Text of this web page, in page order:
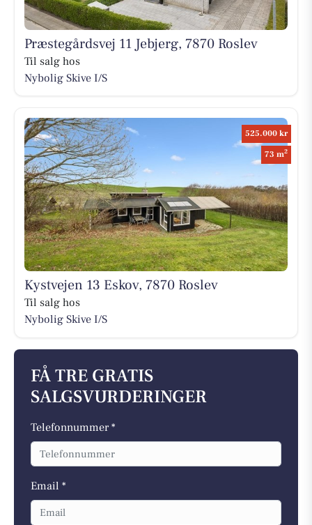
Præstegårdsvej 11 Jebjerg, 7870 Roslev
Til salg hos
Nybolig Skive I/S
525.000 kr
73 m2
Kystvejen 13 Eskov, 7870 Roslev
Til salg hos
Nybolig Skive I/S
FÅ TRE GRATIS
SALGSVURDERINGER
Telefonnummer *
Email *